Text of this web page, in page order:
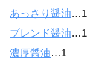
あっさり醤油…1
ブレンド醤油…1
濃厚醤油…1